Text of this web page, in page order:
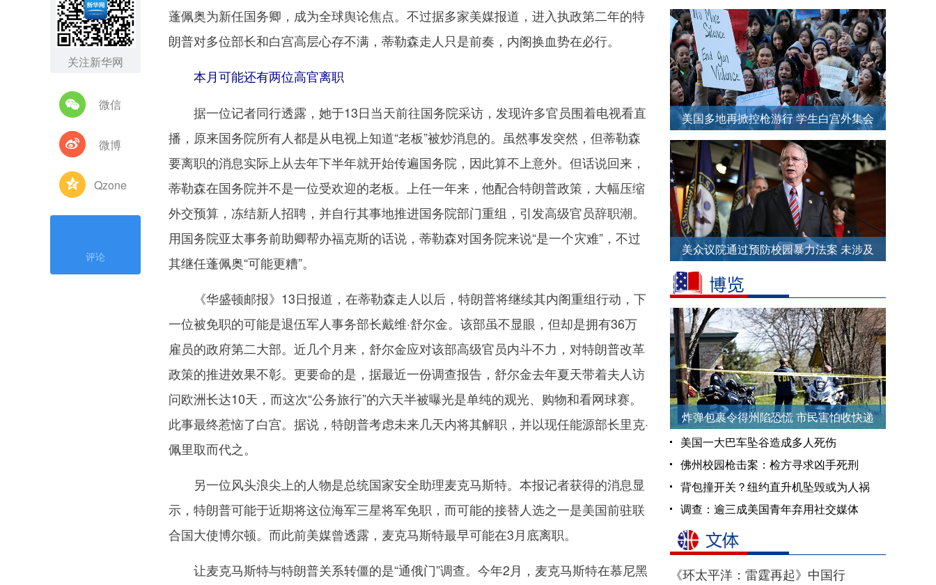
关注新华网
微信
微博
Qzone
评论
蓬佩奥为新任国务卿，成为全球舆论焦点。不过据多家美媒报道，进入执政第二年的特
朗普对多位部长和白宫高层心存不满，蒂勒森走人只是前奏，内阁换血势在必行。
本月可能还有两位高官离职
据一位记者同行透露，她于13日当天前往国务院采访，发现许多官员围着电视看直
播，原来国务院所有人都是从电视上知道“老板”被炒消息的。虽然事发突然，但蒂勒森
要离职的消息实际上从去年下半年就开始传遍国务院，因此算不上意外。但话说回来，
蒂勒森在国务院并不是一位受欢迎的老板。上任一年来，他配合特朗普政策，大幅压缩
外交预算，冻结新人招聘，并自行其事地推进国务院部门重组，引发高级官员辞职潮。
用国务院亚太事务前助卿帮办福克斯的话说，蒂勒森对国务院来说“是一个灾难”，不过
其继任蓬佩奥“可能更糟”。
《华盛顿邮报》13日报道，在蒂勒森走人以后，特朗普将继续其内阁重组行动，下
一位被免职的可能是退伍军人事务部长戴维·舒尔金。该部虽不显眼，但却是拥有36万
雇员的政府第二大部。近几个月来，舒尔金应对该部高级官员内斗不力，对特朗普改革
政策的推进效果不彰。更要命的是，据最近一份调查报告，舒尔金去年夏天带着夫人访
问欧洲长达10天，而这次“公务旅行”的六天半被曝光是单纯的观光、购物和看网球赛。
此事最终惹恼了白宫。据说，特朗普考虑未来几天内将其解职，并以现任能源部长里克·
佩里取而代之。
另一位风头浪尖上的人物是总统国家安全助理麦克马斯特。本报记者获得的消息显
示，特朗普可能于近期将这位海军三星将军免职，而可能的接替人选之一是美国前驻联
合国大使博尔顿。而此前美媒曾透露，麦克马斯特最早可能在3月底离职。
让麦克马斯特与特朗普关系转僵的是“通俄门”调查。今年2月，麦克马斯特在慕尼黑
美国多地再掀控枪游行 学生白宫外集会
要求禁枪
美众议院通过预防校园暴力法案 未涉及
炸弹包裹令得州陷恐慌 市民害怕收快递
美国一大巴车坠谷造成多人死伤
佛州校园枪击案：检方寻求凶手死刑
背包撞开关？纽约直升机坠毁或为人祸
调查：逾三成美国青年弃用社交媒体
《环太平洋：雷霆再起》中国行